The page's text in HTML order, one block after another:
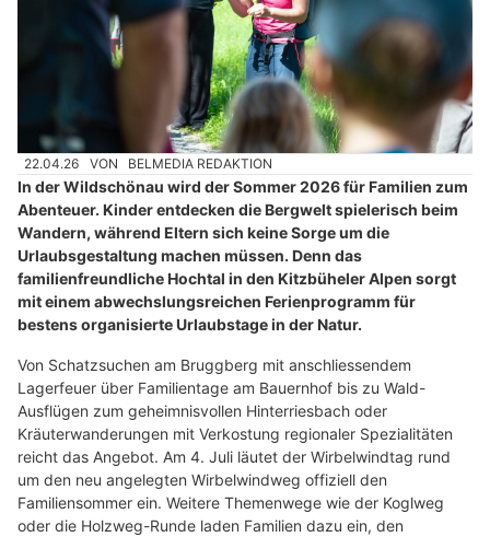
22.04.26 VON BELMEDIA REDAKTION
In der Wildschönau wird der Sommer 2026 für Familien zum
Abenteuer. Kinder entdecken die Bergwelt spielerisch beim
Wandern, während Eltern sich keine Sorge um die
Urlaubsgestaltung machen müssen. Denn das
familienfreundliche Hochtal in den Kitzbüheler Alpen sorgt
mit einem abwechslungsreichen Ferienprogramm für
bestens organisierte Urlaubstage in der Natur.
Von Schatzsuchen am Bruggberg mit anschliessendem
Lagerfeuer über Familientage am Bauernhof bis zu Wald-
Ausflügen zum geheimnisvollen Hinterriesbach oder
Kräuterwanderungen mit Verkostung regionaler Spezialitäten
reicht das Angebot. Am 4. Juli läutet der Wirbelwindtag rund
um den neu angelegten Wirbelwindweg offiziell den
Familiensommer ein. Weitere Themenwege wie der Koglweg
oder die Holzweg-Runde laden Familien dazu ein, den